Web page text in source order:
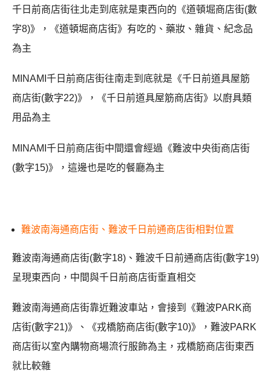
千日前商店街往北走到底就是東西向的《道頓堀商店街(數
字8)》，《道頓堀商店街》有吃的、藥妝、雜貨、紀念品
為主
MINAMI千日前商店街往南走到底就是《千日前道具屋筋
商店街(數字22)》，《千日前道具屋筋商店街》以廚具類
用品為主
MINAMI千日前商店街中間還會經過《難波中央街商店街
(數字15)》，這邊也是吃的餐廳為主
難波南海通商店街、難波千日前通商店街相對位置
難波南海通商店街(數字18)、難波千日前通商店街(數字19)
呈現東西向，中間與千日前商店街垂直相交
難波南海通商店街靠近難波車站，會接到《難波PARK商
店街(數字21)》、《戎橋筋商店街(數字10)》，難波PARK
商店街以室內購物商場流行服飾為主，戎橋筋商店街東西
就比較雜